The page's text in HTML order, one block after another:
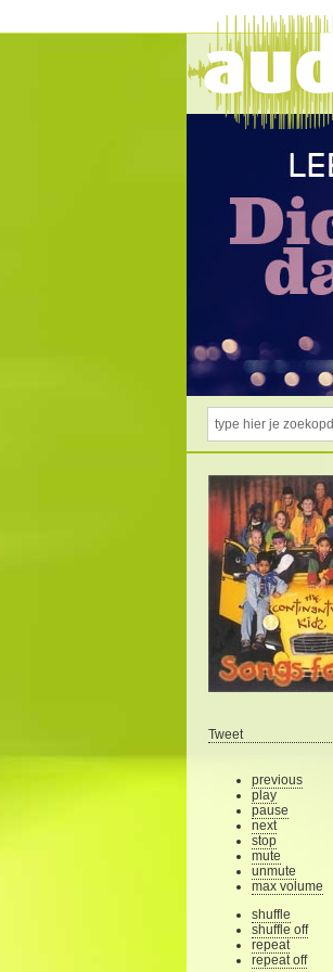
Tweet
previous
play
pause
next
stop
mute
unmute
max volume
shuffle
shuffle off
repeat
repeat off